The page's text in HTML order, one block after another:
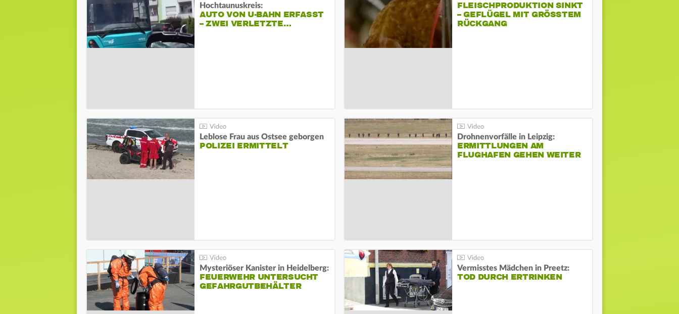
Hochtaunuskreis:
AUTO VON U-BAHN ERFASST
– ZWEI VERLETZTE…
FLEISCHPRODUKTION SINKT
– GEFLÜGEL MIT GRÖSSTEM R
ÜCKGANG
Leblose Frau aus Ostsee geborgen
POLIZEI ERMITTELT
Drohnenvorfälle in Leipzig:
ERMITTLUNGEN AM
FLUGHAFEN GEHEN WEITER
Mysteriöser Kanister in Heidelberg:
FEUERWEHR UNTERSUCHT
GEFAHRGUTBEHÄLTER
Vermisstes Mädchen in Preetz:
TOD DURCH ERTRINKEN